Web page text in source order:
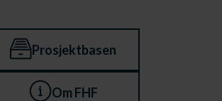
Prosjektbasen
Om FHF